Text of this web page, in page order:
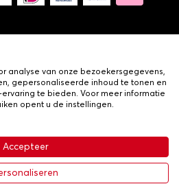
•Privacy- en cookiebeleid
analyse van onze bezoekersgegevens,
gepersonaliseerde inhoud te tonen en
te bieden. Voor meer informatie
opent u de instellingen.
Accepteer